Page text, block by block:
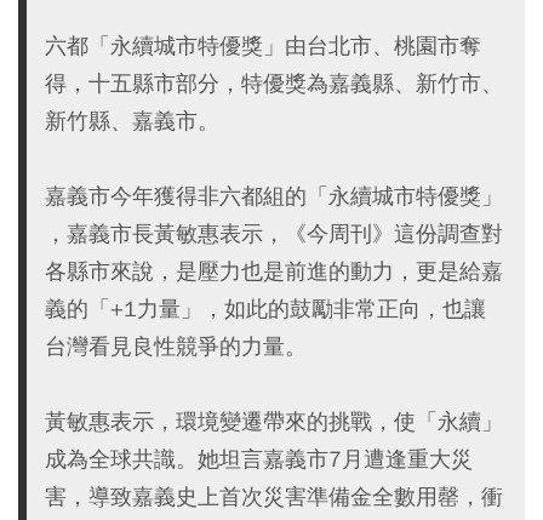
六都「永續城市特優獎」由台北市、桃園市奪
得，十五縣市部分，特優獎為嘉義縣、新竹市、
新竹縣、嘉義市。
嘉義市今年獲得非六都組的「永續城市特優獎」
，嘉義市長黃敏惠表示，《今周刊》這份調查對
各縣市來說，是壓力也是前進的動力，更是給嘉
義的「+1力量」，如此的鼓勵非常正向，也讓
台灣看見良性競爭的力量。
黃敏惠表示，環境變遷帶來的挑戰，使「永續」
成為全球共識。她坦言嘉義市7月遭逢重大災
害，導致嘉義史上首次災害準備金全數用罄，衝